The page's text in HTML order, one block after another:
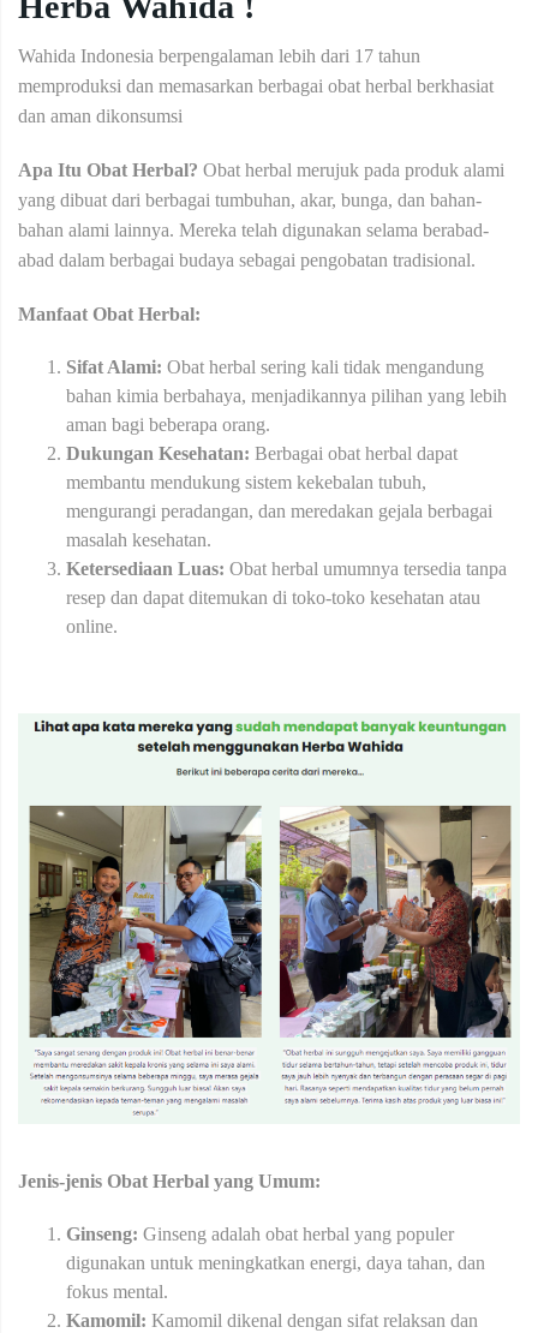
Wahida Indonesia berpengalaman lebih dari 17 tahun
memproduksi dan memasarkan berbagai obat herbal berkhasiat
dan aman dikonsumsi
Apa Itu Obat Herbal? Obat herbal merujuk pada produk alami
yang dibuat dari berbagai tumbuhan, akar, bunga, dan bahan-
bahan alami lainnya. Mereka telah digunakan selama berabad-
abad dalam berbagai budaya sebagai pengobatan tradisional.
Manfaat Obat Herbal:
Sifat Alami: Obat herbal sering kali tidak mengandung
bahan kimia berbahaya, menjadikannya pilihan yang lebih
aman bagi beberapa orang.
Dukungan Kesehatan: Berbagai obat herbal dapat
membantu mendukung sistem kekebalan tubuh,
mengurangi peradangan, dan meredakan gejala berbagai
masalah kesehatan.
Ketersediaan Luas: Obat herbal umumnya tersedia tanpa
resep dan dapat ditemukan di toko-toko kesehatan atau
online.
Jenis-jenis Obat Herbal yang Umum:
Ginseng: Ginseng adalah obat herbal yang populer
digunakan untuk meningkatkan energi, daya tahan, dan
fokus mental.
Kamomil: Kamomil dikenal dengan sifat relaksan dan